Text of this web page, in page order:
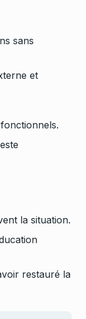
sans
et
la situation.
restauré la